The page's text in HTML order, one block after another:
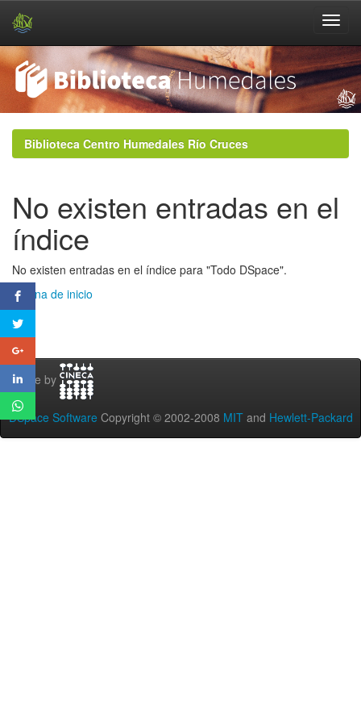
navigationBiblioteca Centro Humedales Río Cruces
No existen entradas en el
índice
No existen entradas en el índice para "Todo DSpace".
Página de inicio
Theme by
DSpace Software Copyright © 2002-2008 MIT and Hewlett-Packard